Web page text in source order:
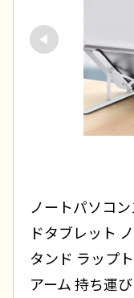
ノートパソコ
ドタブレット
タンド ラップ
アーム 持ち運